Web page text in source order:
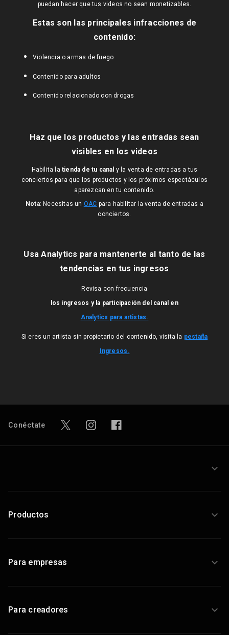
puedan hacer que tus videos no sean monetizables.
Estas son las principales infracciones de
contenido:
Violencia o armas de fuego
Contenido para adultos
Contenido relacionado con drogas
Haz que los productos y las entradas sean
visibles en los videos
Habilita la tienda de tu canal y la venta de entradas a tus
conciertos para que los productos y los próximos espectáculos
aparezcan en tu contenido.
Nota: Necesitas un OAC para habilitar la venta de entradas a
conciertos.
Usa Analytics para mantenerte al tanto de las
tendencias en tus ingresos
Revisa con frecuencia
los ingresos y la participación del canal en
Analytics para artistas.
Si eres un artista sin propietario del contenido, visita la pestaña
Ingresos.
Conéctate
Productos
Para empresas
Para creadores